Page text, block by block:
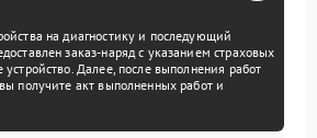
на диагностику и последующий
заказ-наряд с указанием страховых
устройство. Далее, после выполнения работ
получите акт выполненных работ и